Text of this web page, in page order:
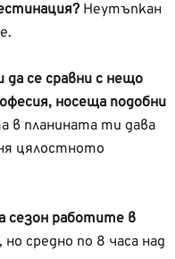
Неутъпкан
се сравни с нещо
носеща подобни
в планината ти дава
цялостното
сезон работите в
средно по 8 часа над